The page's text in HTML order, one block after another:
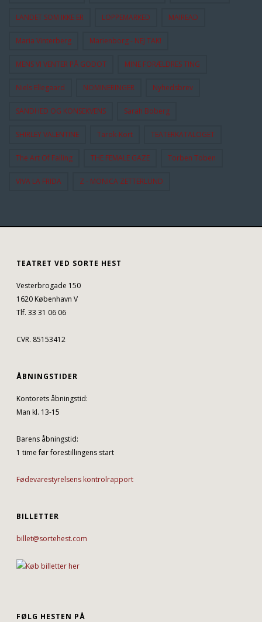
LANDET SOM IKKE ER LOPPEMARKED MAIREAD
Maria Vinterberg Marienborg - NEJ TAK!
MENS VI VENTER PÅ GODOT MINE FORÆLDRES TING
Niels Ellegaard NOMINERINGER Nyhedsbrev
SANDHED OG KONSEKVENS Sarah Boberg
SHIRLEY VALENTINE Tarok-Kort TEATERKATALOGET
The Art Of Falling THE FEMALE GAZE Torben Toben
VIVA LA FRIDA Z - MONICA ZETTERLUND
TEATRET VED SORTE HEST
Vesterbrogade 150
1620 København V
Tlf. 33 31 06 06
CVR. 85153412
ÅBNINGSTIDER
Kontorets åbningstid:
Man kl. 13-15
Barens åbningstid:
1 time før forestillingens start
Fødevarestyrelsens kontrolrapport
BILLETTER
billet@sortehest.com
FØLG HESTEN PÅ